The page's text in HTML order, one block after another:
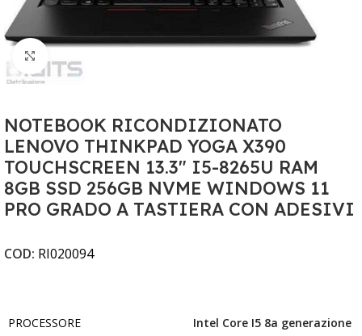
NOTEBOOK RICONDIZIONATO
LENOVO THINKPAD YOGA X390
TOUCHSCREEN 13.3" I5-8265U RAM
8GB SSD 256GB NVME WINDOWS 11
PRO GRADO A TASTIERA CON ADESIVI
COD: RI020094
PROCESSORE Intel Core I5 8a generazione